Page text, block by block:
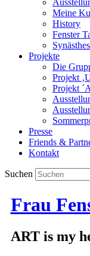
Meine
History
Fenster
Projekte
Die
Projekt
Projekt
Presse
Friends &
Kontakt
Suchen
Frau
ART is my